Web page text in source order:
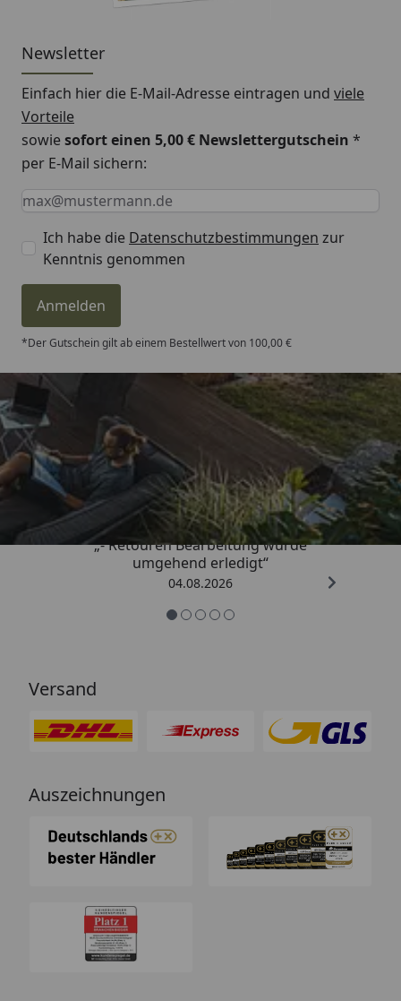
Newsletter
Einfach hier die E-Mail-Adresse eintragen und viele
Vorteile
sowiesofort einen 5,00 € Newslettergutschein *
per E-Mail sichern:
Keine Eingabe erforderlich
Eingabe erforderlich
E-Mail *
Ich habe die Datenschutzbestimmungen zur
Kenntnis genommen
Anmelden
*Der Gutschein gilt ab einem Bestellwert von 100,00 €
Trusted Shops
4,81/ 5
„- Retouren Bearbeitung wurde
umgehend erledigt“
04.08.2026
Versand
Auszeichnungen